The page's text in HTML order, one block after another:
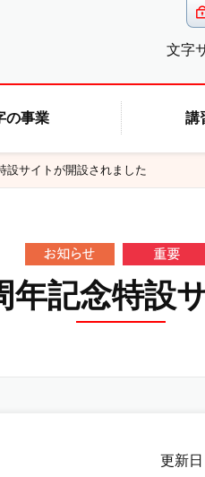
文字
の事業 講
設サイトが開設されました
年記念特設
更新日